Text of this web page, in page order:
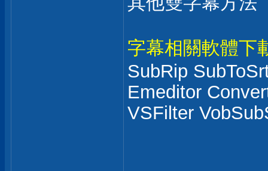
字幕相關軟體下
SubRip
Emeditor
VSFilter